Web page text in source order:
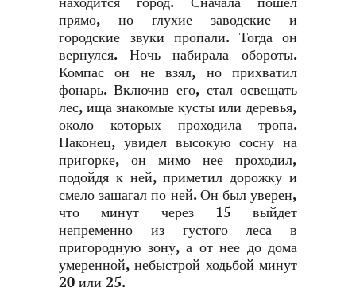
прямо, но глухие заводские и
городские звуки пропали. Тогда он
вернулся. Ночь набирала обороты.
Компас он не взял, но прихватил
фонарь. Включив его, стал освещать
лес, ища знакомые кусты или деревья,
около которых проходила тропа.
Наконец, увидел высокую сосну на
пригорке, он мимо нее проходил,
подойдя к ней, приметил дорожку и
смело зашагал по ней. Он был уверен,
что минут через 15 выйдет
непременно из густого леса в
пригородную зону, а от нее до дома
умеренной, небыстрой ходьбой минут
20 или 25.